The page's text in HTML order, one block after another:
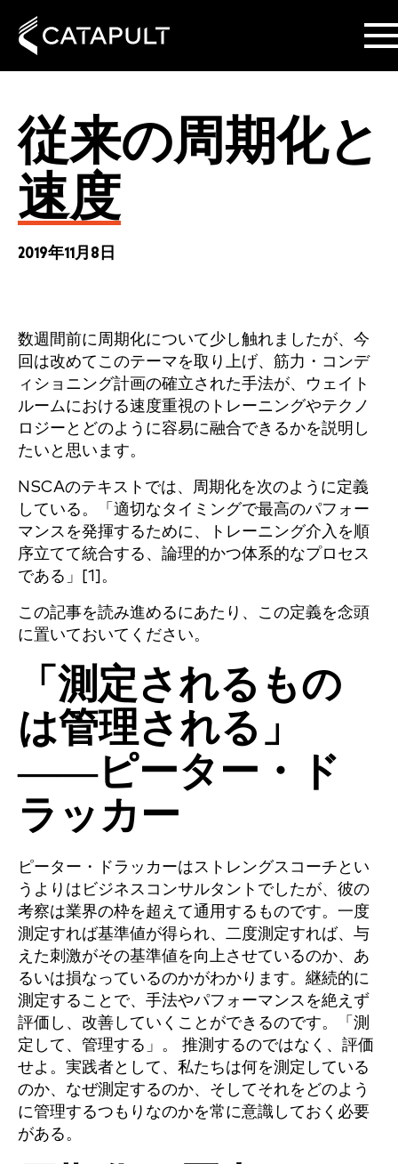
従来の周期化と
速度
2019年11月8日
数週間前に周期化について少し触れましたが、今
回は改めてこのテーマを取り上げ、筋力・コンデ
ィショニング計画の確立された手法が、ウェイト
ルームにおける速度重視のトレーニングやテクノ
ロジーとどのように容易に融合できるかを説明し
たいと思います。
NSCAのテキストでは、周期化を次のように定義
している。「適切なタイミングで最高のパフォー
マンスを発揮するために、トレーニング介入を順
序立てて統合する、論理的かつ体系的なプロセス
である」[1]。
この記事を読み進めるにあたり、この定義を念頭
に置いておいてください。
「測定されるもの
は管理される」
――ピーター・ド
ラッカー
ピーター・ドラッカーはストレングスコーチとい
うよりはビジネスコンサルタントでしたが、彼の
考察は業界の枠を超えて通用するものです。一度
測定すれば基準値が得られ、二度測定すれば、与
えた刺激がその基準値を向上させているのか、あ
るいは損なっているのかがわかります。継続的に
測定することで、手法やパフォーマンスを絶えず
評価し、改善していくことができるのです。「測
定して、管理する」。 推測するのではなく、評価
せよ。実践者として、私たちは何を測定している
のか、なぜ測定するのか、そしてそれをどのよう
に管理するつもりなのかを常に意識しておく必要
がある。